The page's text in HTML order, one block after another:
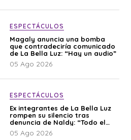
ESPECTÁCULOS
Magaly anuncia una bomba
que contradeciría comunicado
de La Bella Luz: “Hay un audio”
05 Ago 2026
ESPECTÁCULOS
Ex integrantes de La Bella Luz
rompen su silencio tras
denuncia de Naldy: “Todo el
mundo lo sabía”
05 Ago 2026